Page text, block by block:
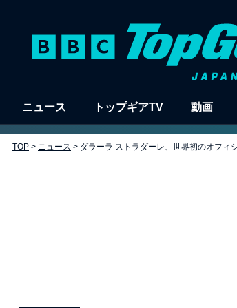
ニュース トップギアTV 動画
TOP > ニュース > ダラーラ ストラダーレ、世界初のオフィ